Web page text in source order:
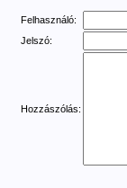
Felhasználó:
Jelszó:
Hozzászólás: